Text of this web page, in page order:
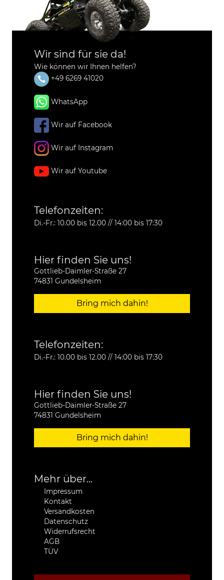
Wir sind für sie da!
Wie können wir Ihnen helfen?
+49 6269 41020
WhatsApp
Wir auf Facebook
Wir auf Instagram
Wir auf Youtube
Telefonzeiten:
Di.-Fr.: 10.00 bis 12.00 // 14:00 bis 17:30
Hier finden Sie uns!
Gottlieb-Daimler-Straße 27
74831 Gundelsheim
Bring mich dahin!
Telefonzeiten:
Di.-Fr.: 10.00 bis 12.00 // 14:00 bis 17:30
Hier finden Sie uns!
Gottlieb-Daimler-Straße 27
74831 Gundelsheim
Bring mich dahin!
Mehr über...
Impressum
Kontakt
Versandkosten
Datenschutz
Widerrufsrecht
AGB
TÜV